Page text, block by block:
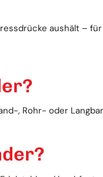
aushält –
, Rohr- oder